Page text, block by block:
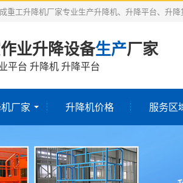
工升降机厂家专业生产升降机、升降平台、升
业升降设备生产厂家
平台 升降机 升降平台
厂家 升降机价格 服务区